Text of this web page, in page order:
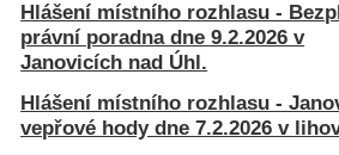
Hlášení místního rozhlasu -
právní poradna dne 9.2.2026 v
Janovicích nad Úhl.
Hlášení místního rozhlasu -
vepřové hody dne 7.2.2026 v